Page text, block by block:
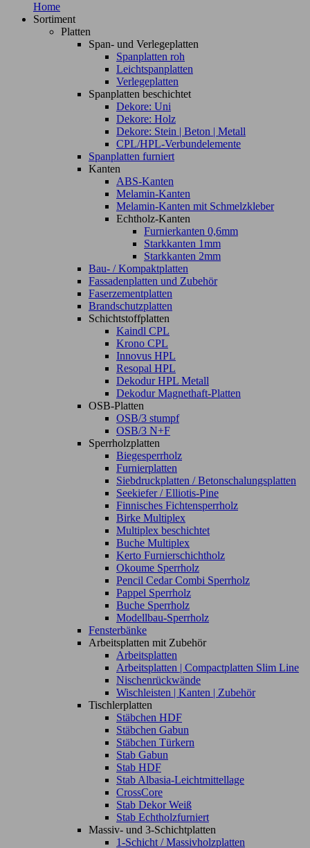
Home
Sortiment
Platten
Span- und Verlegeplatten
Spanplatten roh
Leichtspanplatten
Verlegeplatten
Spanplatten beschichtet
Dekore: Uni
Dekore: Holz
Dekore: Stein | Beton | Metall
CPL/HPL-Verbundelemente
Spanplatten furniert
Kanten
ABS-Kanten
Melamin-Kanten
Melamin-Kanten mit Schmelzkleber
Echtholz-Kanten
Furnierkanten 0,6mm
Starkkanten 1mm
Starkkanten 2mm
Bau- / Kompaktplatten
Fassadenplatten und Zubehör
Faserzementplatten
Brandschutzplatten
Schichtstoffplatten
Kaindl CPL
Krono CPL
Innovus HPL
Resopal HPL
Dekodur HPL Metall
Dekodur Magnethaft-Platten
OSB-Platten
OSB/3 stumpf
OSB/3 N+F
Sperrholzplatten
Biegesperrholz
Furnierplatten
Siebdruckplatten / Betonschalungsplatten
Seekiefer / Elliotis-Pine
Finnisches Fichtensperrholz
Birke Multiplex
Multiplex beschichtet
Buche Multiplex
Kerto Furnierschichtholz
Okoume Sperrholz
Pencil Cedar Combi Sperrholz
Pappel Sperrholz
Buche Sperrholz
Modellbau-Sperrholz
Fensterbänke
Arbeitsplatten mit Zubehör
Arbeitsplatten
Arbeitsplatten | Compactplatten Slim Line
Nischenrückwände
Wischleisten | Kanten | Zubehör
Tischlerplatten
Stäbchen HDF
Stäbchen Gabun
Stäbchen Türkern
Stab Gabun
Stab HDF
Stab Albasia-Leichtmittellage
CrossCore
Stab Dekor Weiß
Stab Echtholzfurniert
Massiv- und 3-Schichtplatten
1-Schicht / Massivholzplatten